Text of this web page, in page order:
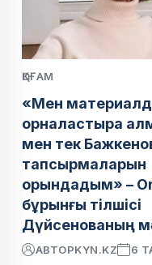
ҚОҒАМ
«Мен
орналастыра
мен тек
тапсырмаларын
орындадым» –
бұрынғы тілшісі
Дүйсенованың
АВТОРKYN.KZ 6